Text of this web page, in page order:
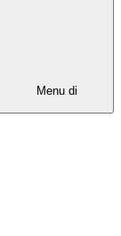
Menu di